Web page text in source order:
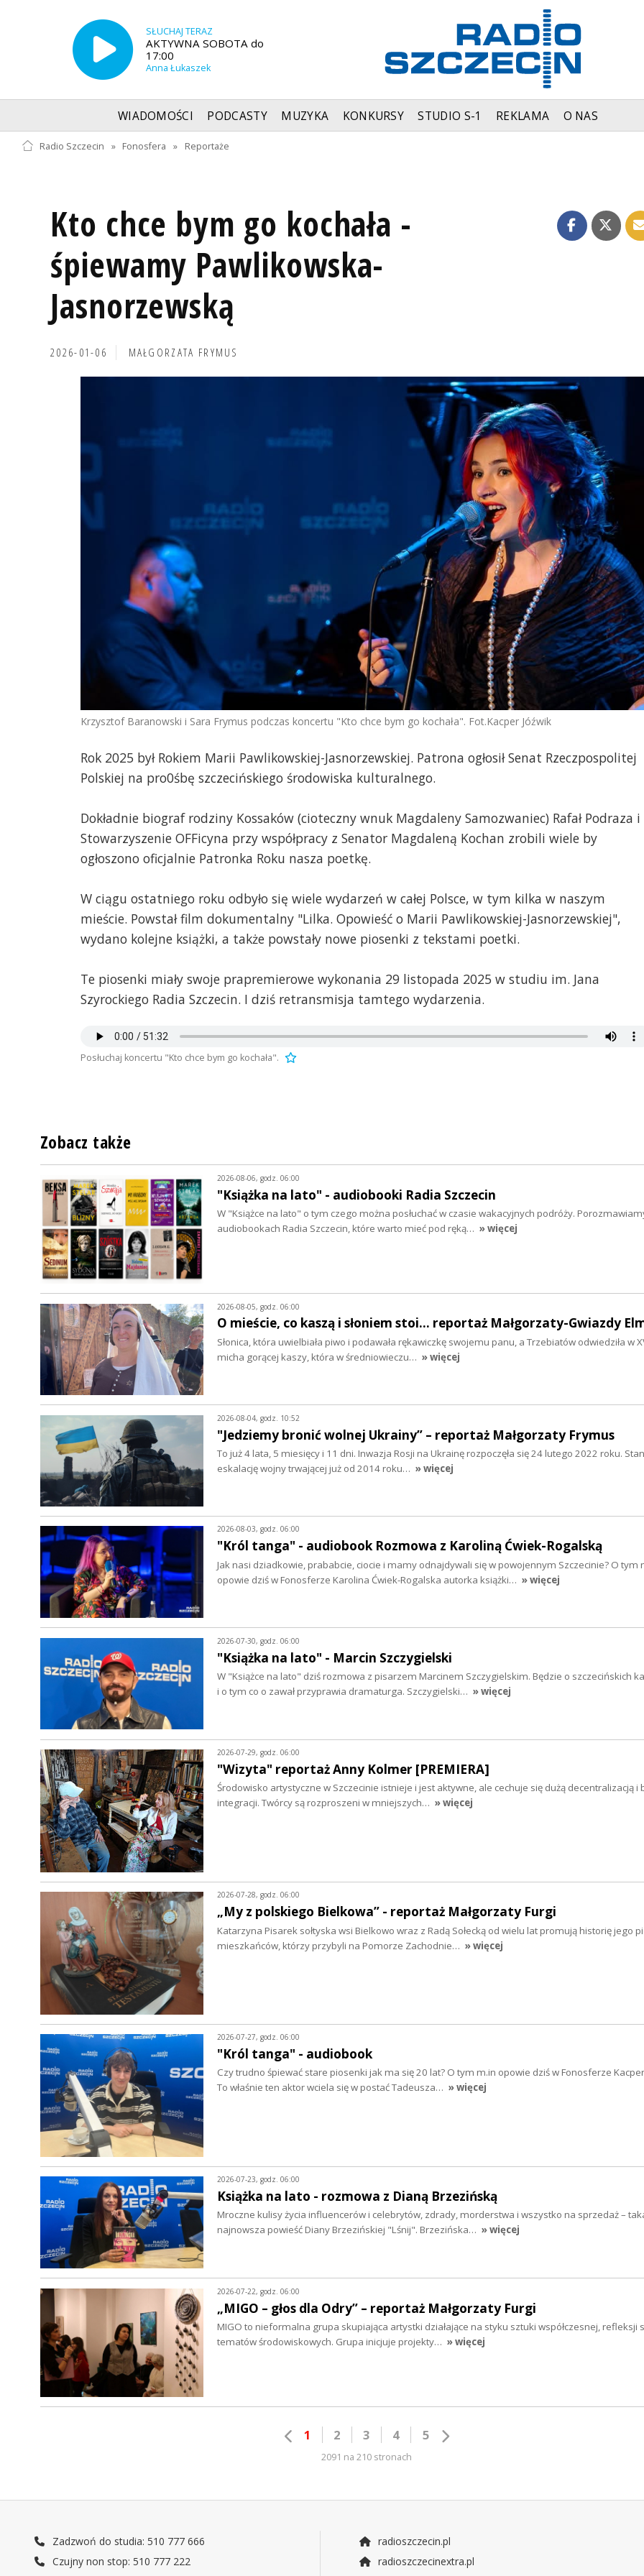
SŁUCHAJ TERAZ
AKTYWNA SOBOTA do
17:00
Anna Łukaszek
WIADOMOŚCI PODCASTY MUZYKA KONKURSY STUDIO S-1 REKLAMA O NAS
Radio Szczecin » Fonosfera » Reportaże
Kto chce bym go kochała -
śpiewamy Pawlikowska-
Jasnorzewską
2026-01-06 MAŁGORZATA FRYMUS
Krzysztof Baranowski i Sara Frymus podczas koncertu "Kto chce bym go kochała". Fot.Kacper Jóźwik
Rok 2025 był Rokiem Marii Pawlikowskiej-Jasnorzewskiej. Patrona ogłosił Senat Rzeczpospolitej
Polskiej na pro0śbę szczecińskiego środowiska kulturalnego.
Dokładnie biograf rodziny Kossaków (cioteczny wnuk Magdaleny Samozwaniec) Rafał Podraza i
Stowarzyszenie OFFicyna przy współpracy z Senator Magdaleną Kochan zrobili wiele by
ogłoszono oficjalnie Patronka Roku nasza poetkę.
W ciągu ostatniego roku odbyło się wiele wydarzeń w całej Polsce, w tym kilka w naszym
mieście. Powstał film dokumentalny "Lilka. Opowieść o Marii Pawlikowskiej-Jasnorzewskiej",
wydano kolejne książki, a także powstały nowe piosenki z tekstami poetki.
Te piosenki miały swoje prapremierowe wykonania 29 listopada 2025 w studiu im. Jana
Szyrockiego Radia Szczecin. I dziś retransmisja tamtego wydarzenia.
Posłuchaj koncertu "Kto chce bym go kochała".
Zobacz także
2026-08-06, godz. 06:00
"Książka na lato" - audiobooki Radia Szczecin
W "Książce na lato" o tym czego można posłuchać w czasie wakacyjnych podróży.
audiobookach Radia Szczecin, które warto mieć pod ręką… » więcej
2026-08-05, godz. 06:00
O mieście, co kaszą i słoniem stoi... reportaż Małgorzaty-Gwiazdy
Słonica, która uwielbiała piwo i podawała rękawiczkę swojemu panu, a Trzebiatów odwiedziła w
micha gorącej kaszy, która w średniowieczu… » więcej
2026-08-04, godz. 10:52
"Jedziemy bronić wolnej Ukrainy” – reportaż Małgorzaty Frymus
To już 4 lata, 5 miesięcy i 11 dni. Inwazja Rosji na Ukrainę rozpoczęła się 24 lutego 2022 roku.
eskalację wojny trwającej już od 2014 roku… » więcej
2026-08-03, godz. 06:00
"Król tanga" - audiobook Rozmowa z Karoliną Ćwiek-Rogalską
Jak nasi dziadkowie, prababcie, ciocie i mamy odnajdywali się w powojennym Szczecinie? O tym
opowie dziś w Fonosferze Karolina Ćwiek-Rogalska autorka książki… » więcej
2026-07-30, godz. 06:00
"Książka na lato" - Marcin Szczygielski
W "Książce na lato" dziś rozmowa z pisarzem Marcinem Szczygielskim. Będzie o szczecińskich
i o tym co o zawał przyprawia dramaturga. Szczygielski… » więcej
2026-07-29, godz. 06:00
"Wizyta" reportaż Anny Kolmer [PREMIERA]
Środowisko artystyczne w Szczecinie istnieje i jest aktywne, ale cechuje się dużą decentralizacją i
integracji. Twórcy są rozproszeni w mniejszych… » więcej
2026-07-28, godz. 06:00
„My z polskiego Bielkowa” - reportaż Małgorzaty Furgi
Katarzyna Pisarek sołtyska wsi Bielkowo wraz z Radą Sołecką od wielu lat promują historię jego
mieszkańców, którzy przybyli na Pomorze Zachodnie… » więcej
2026-07-27, godz. 06:00
"Król tanga" - audiobook
Czy trudno śpiewać stare piosenki jak ma się 20 lat? O tym m.in opowie dziś w Fonosferze
To właśnie ten aktor wciela się w postać Tadeusza… » więcej
2026-07-23, godz. 06:00
Książka na lato - rozmowa z Dianą Brzezińską
Mroczne kulisy życia influencerów i celebrytów, zdrady, morderstwa i wszystko na sprzedaż –
najnowsza powieść Diany Brzezińskiej "Lśnij". Brzezińska… » więcej
2026-07-22, godz. 06:00
„MIGO – głos dla Odry” – reportaż Małgorzaty Furgi
MIGO to nieformalna grupa skupiająca artystki działające na styku sztuki współczesnej, refleksji
tematów środowiskowych. Grupa inicjuje projekty… » więcej
1 2 3 4 5
2091 na 210 stronach
Zadzwoń do studia: 510 777 666
Czujny non stop: 510 777 222
radioszczecin.pl
radioszczecinextra.pl